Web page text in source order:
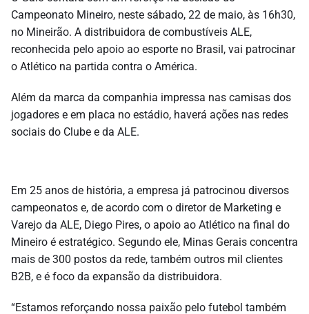
Campeonato Mineiro, neste sábado, 22 de maio, às 16h30,
no Mineirão. A distribuidora de combustíveis ALE,
reconhecida pelo apoio ao esporte no Brasil, vai patrocinar
o Atlético na partida contra o América.
Além da marca da companhia impressa nas camisas dos
jogadores e em placa no estádio, haverá ações nas redes
sociais do Clube e da ALE.
Em 25 anos de história, a empresa já patrocinou diversos
campeonatos e, de acordo com o diretor de Marketing e
Varejo da ALE, Diego Pires, o apoio ao Atlético na final do
Mineiro é estratégico. Segundo ele, Minas Gerais concentra
mais de 300 postos da rede, também outros mil clientes
B2B, e é foco da expansão da distribuidora.
“Estamos reforçando nossa paixão pelo futebol também